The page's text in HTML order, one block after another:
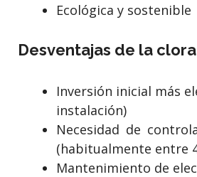
Ecológica y sostenible
Desventajas de la
Inversión inicial más
instalación)
Necesidad de
(habitualmente entre
Mantenimiento de